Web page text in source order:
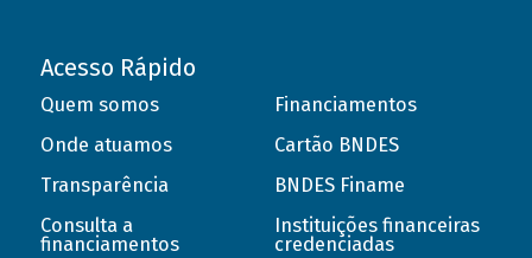
Acesso Rápido
Quem somos
Onde atuamos
Transparência
Consulta a
financiamentos
Financiamentos
Cartão BNDES
BNDES Finame
Instituições financeiras
credenciadas